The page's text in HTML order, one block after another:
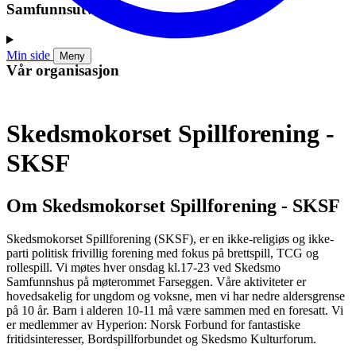
Min side Meny
Samfunnsutvikling
Vår organisasjon
Skedsmokorset Spillforening -
SKSF
Om Skedsmokorset Spillforening - SKSF
Skedsmokorset Spillforening (SKSF), er en ikke-religiøs og ikke-
parti politisk frivillig forening med fokus på brettspill, TCG og
rollespill. Vi møtes hver onsdag kl.17-23 ved Skedsmo
Samfunnshus på møterommet Farseggen. Våre aktiviteter er
hovedsakelig for ungdom og voksne, men vi har nedre aldersgrense
på 10 år. Barn i alderen 10-11 må være sammen med en foresatt. Vi
er medlemmer av Hyperion: Norsk Forbund for fantastiske
fritidsinteresser, Bordspillforbundet og Skedsmo Kulturforum.